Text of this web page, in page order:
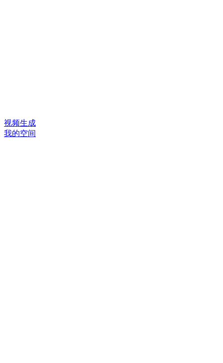
视频生成
我的空间